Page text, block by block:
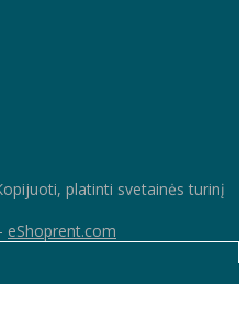
platinti svetainės turinį
- eShoprent.com